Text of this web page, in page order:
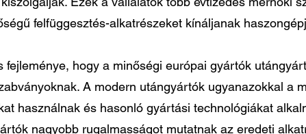
felfüggesztés-alkatrészeket kínáljanak
fejleménye, hogy a minőségi európai gyártók
A modern utángyártók ugyanazokkal a
használnak és hasonló gyártási technológiákat
nagyobb rugalmasságot mutatnak az eredeti